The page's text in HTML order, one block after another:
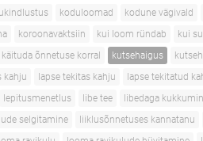
koduloomad kodune vägivald
koroonavaktsiin kui loom ründab
kui
õnnetuse korral kutsehaigus
kahju lapse tekitas kahju lapse tekitatud
lepitusmenetlus libe tee libedaga
selgitamine liiklusõnnetuses kannatanu